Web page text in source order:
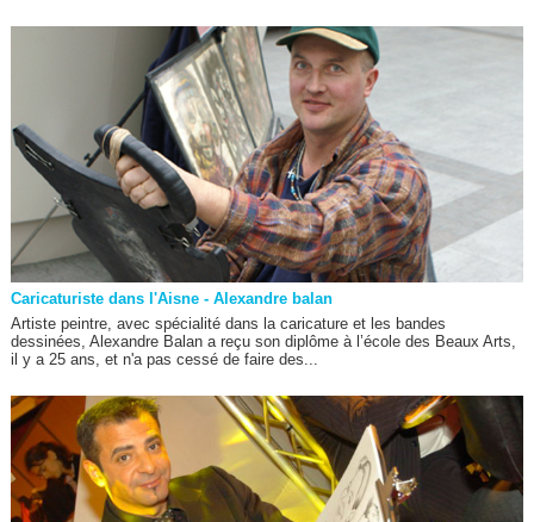
Caricaturiste dans l'Aisne - Alexandre balan
Artiste peintre, avec spécialité dans la caricature et les bandes
dessinées, Alexandre Balan a reçu son diplôme à l’école des Beaux Arts,
il y a 25 ans, et n'a pas cessé de faire des...